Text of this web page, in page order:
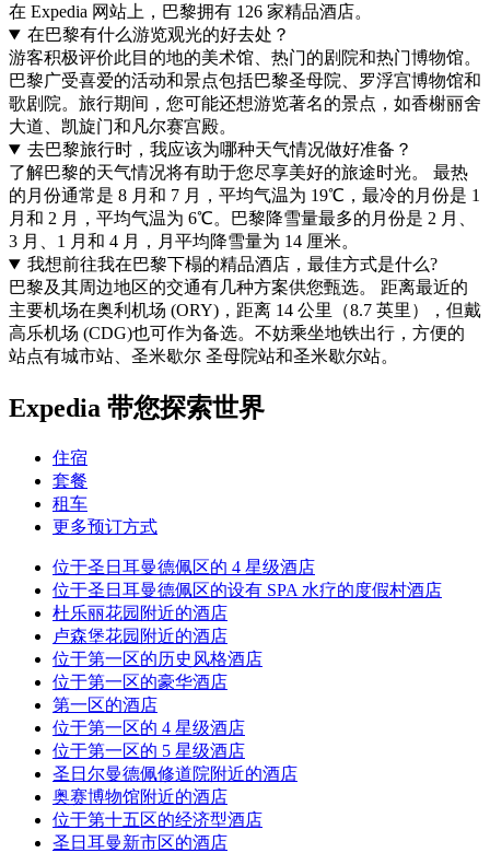
在 Expedia 网站上，巴黎拥有 126 家精品酒店。
在巴黎有什么游览观光的好去处？
游客积极评价此目的地的美术馆、热门的剧院和热门博物馆。
巴黎广受喜爱的活动和景点包括巴黎圣母院、罗浮宫博物馆和
歌剧院。旅行期间，您可能还想游览著名的景点，如香榭丽舍
大道、凯旋门和凡尔赛宫殿。
去巴黎旅行时，我应该为哪种天气情况做好准备？
了解巴黎的天气情况将有助于您尽享美好的旅途时光。 最热
的月份通常是 8 月和 7 月，平均气温为 19℃，最冷的月份是 1
月和 2 月，平均气温为 6℃。巴黎降雪量最多的月份是 2 月、
3 月、1 月和 4 月，月平均降雪量为 14 厘米。
我想前往我在巴黎下榻的精品酒店，最佳方式是什么?
巴黎及其周边地区的交通有几种方案供您甄选。 距离最近的
主要机场在奥利机场 (ORY)，距离 14 公里（8.7 英里），但戴
高乐机场 (CDG)也可作为备选。不妨乘坐地铁出行，方便的
站点有城市站、圣米歇尔 圣母院站和圣米歇尔站。
Expedia 带您探索世界
住宿
套餐
租车
更多预订方式
位于圣日耳曼德佩区的 4 星级酒店
位于圣日耳曼德佩区的设有 SPA 水疗的度假村酒店
杜乐丽花园附近的酒店
卢森堡花园附近的酒店
位于第一区的历史风格酒店
位于第一区的豪华酒店
第一区的酒店
位于第一区的 4 星级酒店
位于第一区的 5 星级酒店
圣日尔曼德佩修道院附近的酒店
奥赛博物馆附近的酒店
位于第十五区的经济型酒店
圣日耳曼新市区的酒店